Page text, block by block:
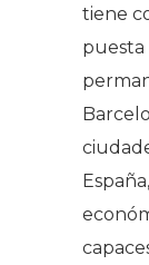
tiene
puesta